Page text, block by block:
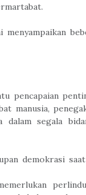
menyampaikan
pencapaian
manusia,
segala
demokrasi